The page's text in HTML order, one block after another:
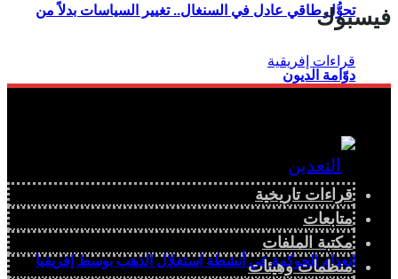
تحوُّل طاقي عادل في السنغال.. تغيير السياسات بدلاً من
دوّامة الديون
انعدام الحوكمة في أنشطة استغلال الذهب بوسط إفريقيا
فيسبوك
قراءات تاريخية
متابعات
مكتبة الملفات
منظمات وهيئات